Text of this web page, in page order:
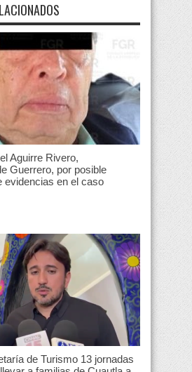
Aguirre Rivero,
Guerrero, por posible
evidencias en el caso
de Turismo 13 jornadas